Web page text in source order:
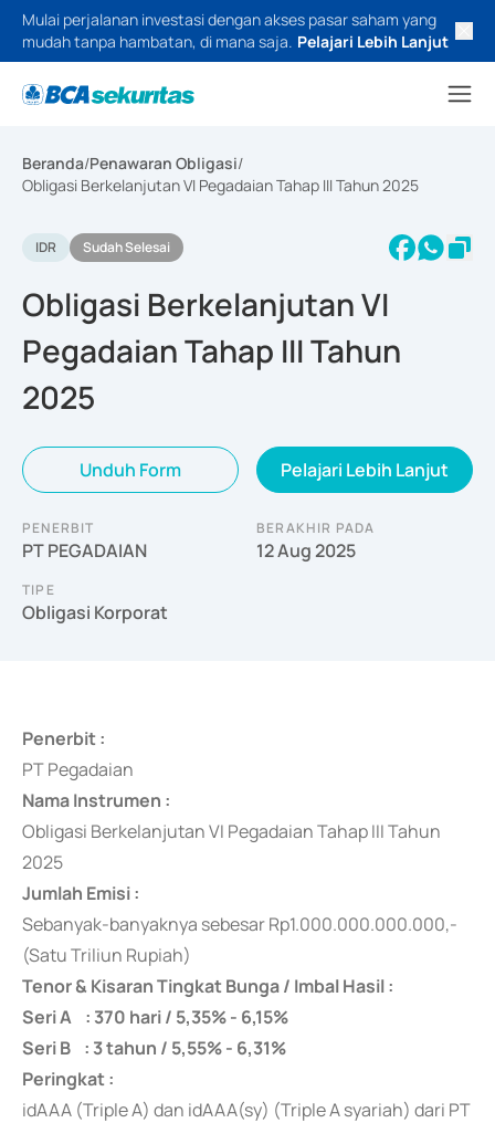
Mulai perjalanan investasi dengan akses pasar saham yang
mudah tanpa hambatan, di mana saja. Pelajari Lebih Lanjut
Beranda/Penawaran Obligasi/
Obligasi Berkelanjutan VI Pegadaian Tahap III Tahun 2025
IDR Sudah Selesai
Obligasi Berkelanjutan VI
Pegadaian Tahap III Tahun
2025
Unduh Form Pelajari Lebih Lanjut
PENERBIT
PT PEGADAIAN
BERAKHIR PADA
12 Aug 2025
TIPE
Obligasi Korporat
Penerbit :
PT Pegadaian
Nama Instrumen :
Obligasi Berkelanjutan VI Pegadaian Tahap III Tahun
2025
Jumlah Emisi :
Sebanyak-banyaknya sebesar Rp1.000.000.000.000,-
(Satu Triliun Rupiah)
Tenor & Kisaran Tingkat Bunga / Imbal Hasil :
Seri A : 370 hari / 5,35% - 6,15%
Seri B : 3 tahun / 5,55% - 6,31%
Peringkat :
idAAA (Triple A) dan idAAA(sy) (Triple A syariah) dari PT